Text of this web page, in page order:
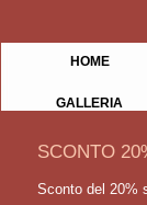
HOME
GALLERIA
SCONTO
Sconto del 20%